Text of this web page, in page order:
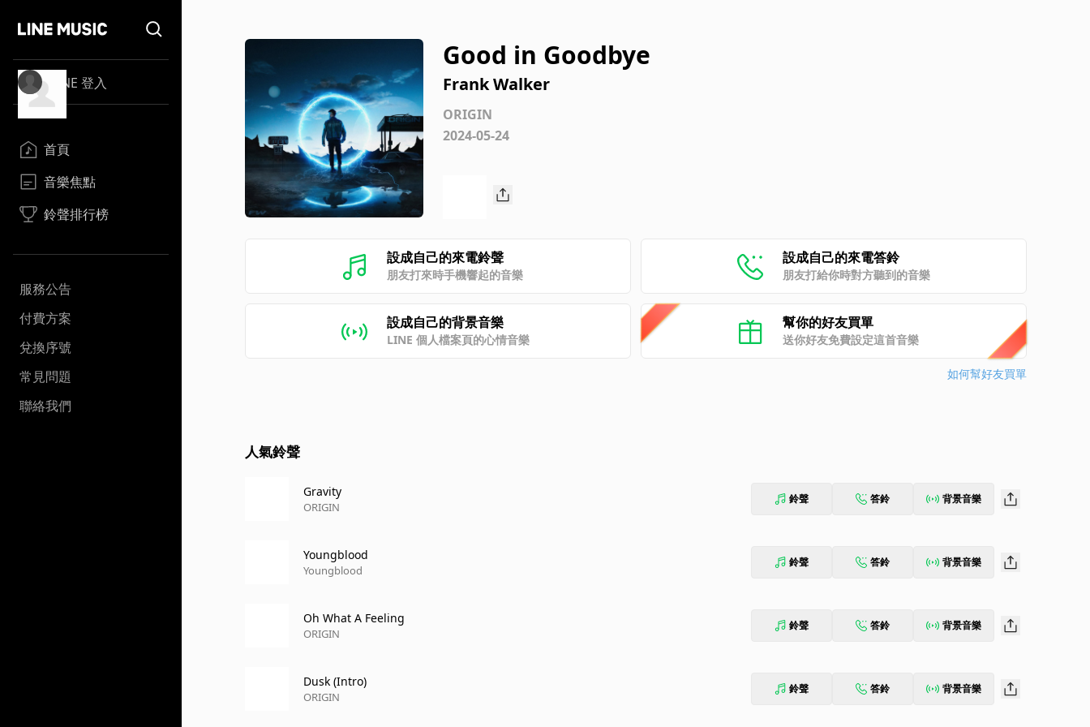
LINE 登入
首頁
音樂焦點
鈴聲排行榜
服務公告
付費方案
兌換序號
常見問題
聯絡我們
Good in Goodbye
Frank Walker
ORIGIN
2024-05-24
設成自己的來電鈴聲
朋友打來時手機響起的音樂
設成自己的來電答鈴
朋友打給你時對方聽到的音樂
設成自己的背景音樂
LINE 個人檔案頁的心情音樂
幫你的好友買單
送你好友免費設定這首音樂
如何幫好友買單
人氣鈴聲
Gravity
ORIGIN
鈴聲 答鈴 背景音樂
Youngblood
Youngblood
鈴聲 答鈴 背景音樂
Oh What A Feeling
ORIGIN
鈴聲 答鈴 背景音樂
Dusk (Intro)
ORIGIN
鈴聲 答鈴 背景音樂